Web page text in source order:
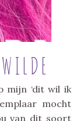
mijn ‘dit wil ik
mocht
van dit soort